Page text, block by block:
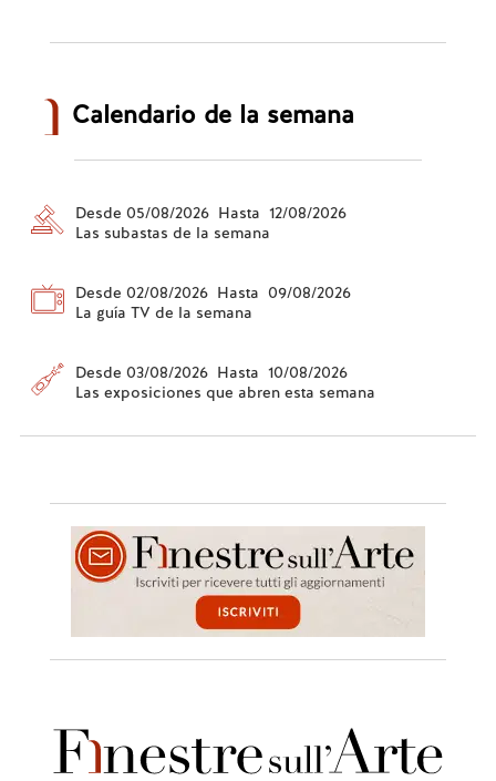
Calendario de la semana
Desde 05/08/2026 Hasta 12/08/2026
Las subastas de la semana
Desde 02/08/2026 Hasta 09/08/2026
La guía TV de la semana
Desde 03/08/2026 Hasta 10/08/2026
Las exposiciones que abren esta semana